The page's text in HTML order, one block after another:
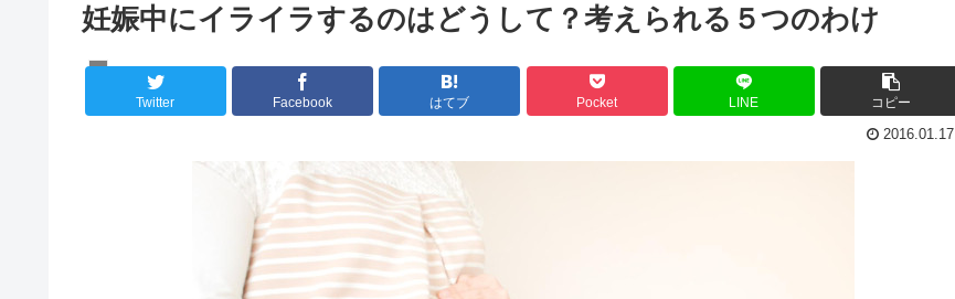
妊娠中にイライラするのはどうして？考えられる５つのわけ
人間の心理
Twitter Facebook はてブ Pocket LINE コピー
2016.01.17